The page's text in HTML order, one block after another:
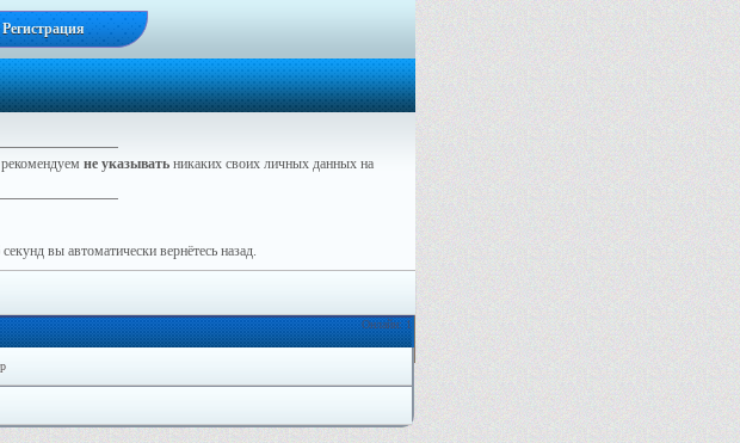
Регистрация
не указывать никаких своих личных данных на
секунд вы автоматически вернётесь назад.
Онлайн: 1